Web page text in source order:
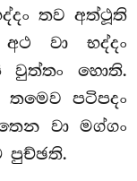
තව අත්ථූති
වා භද්දං
වුත්තං හොති.
පටිපදං
වා මග්ගං
පුච්ඡති.